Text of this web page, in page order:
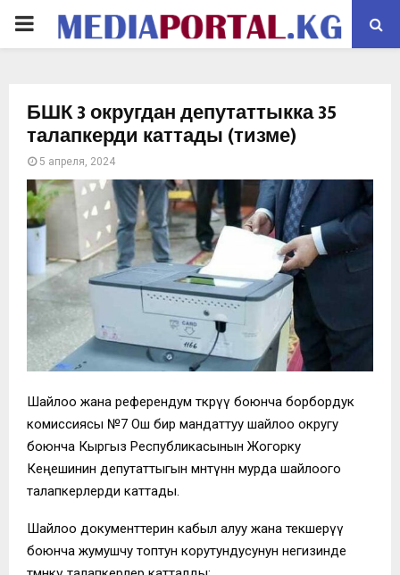
PRIMARY
БШК 3 округдан депутаттыкка 35
талапкерди каттады (тизме)
5 апреля, 2024
Шайлоо жана референдум өткөрүү боюнча борбордук
комиссиясы №7 Ош бир мандаттуу шайлоо округу
боюнча Кыргыз Республикасынын Жогорку
Кеңешинин депутаттыгын мөөнөтүнөн мурда шайлоого
талапкерлерди каттады.
Шайлоо документтерин кабыл алуу жана текшерүү
боюнча жумушчу топтун корутундусунун негизинде